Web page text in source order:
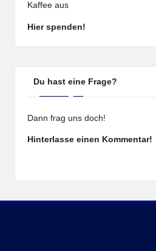
Kaffee aus
Hier spenden!
Du hast eine Frage?
Dann frag uns doch!
Hinterlasse einen Kommentar!